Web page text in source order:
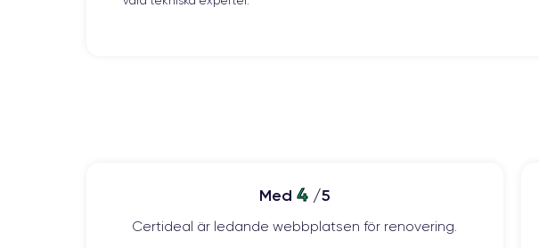
4K - 120 fps
Med 4/5
Certideal är ledande webbplatsen för renovering.